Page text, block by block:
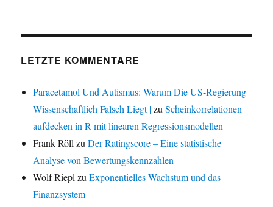
LETZTE KOMMENTARE
Paracetamol Und Autismus: Warum Die US-Regierung
Wissenschaftlich Falsch Liegt |zuScheinkorrelationen
aufdecken in R mit linearen Regressionsmodellen
Frank RöllzuDer Ratingscore – Eine statistische
Analyse von Bewertungskennzahlen
Wolf RieplzuExponentielles Wachstum und das
Finanzsystem